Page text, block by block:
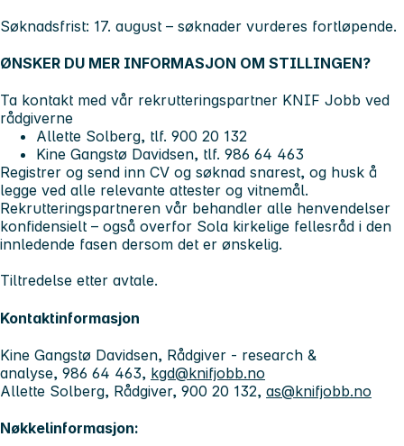
Søknadsfrist: 17. august – søknader vurderes fortløpende.
ØNSKER DU MER INFORMASJON OM STILLINGEN?
Ta kontakt med vår rekrutteringspartner KNIF Jobb ved
rådgiverne
Allette Solberg, tlf. 900 20 132
Kine Gangstø Davidsen, tlf. 986 64 463
Registrer og send inn CV og søknad snarest, og husk å
legge ved alle relevante attester og vitnemål.
Rekrutteringspartneren vår behandler alle henvendelser
konfidensielt – også overfor Sola kirkelige fellesråd i den
innledende fasen dersom det er ønskelig.
Tiltredelse etter avtale.
Kontaktinformasjon
Kine Gangstø Davidsen, Rådgiver - research &
analyse, 986 64 463, kgd@knifjobb.no
Allette Solberg, Rådgiver, 900 20 132, as@knifjobb.no
Nøkkelinformasjon: